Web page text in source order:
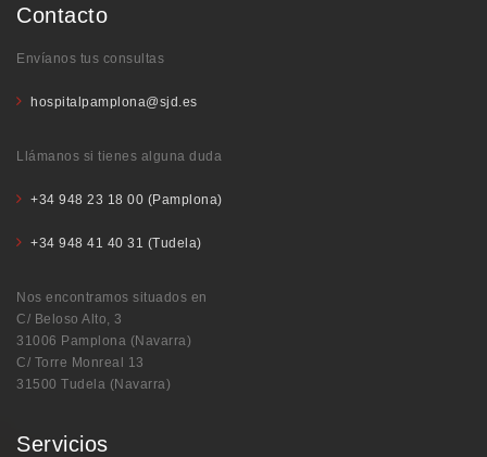
Contacto
Envíanos tus consultas
hospitalpamplona@sjd.es
Llámanos si tienes alguna duda
+34 948 23 18 00 (Pamplona)
+34 948 41 40 31 (Tudela)
Nos encontramos situados en
C/ Beloso Alto, 3
31006 Pamplona (Navarra)
C/ Torre Monreal 13
31500 Tudela (Navarra)
Servicios